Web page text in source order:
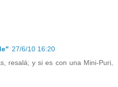
27/6/10 16:20
resalá; y si es con una Mini-Puri,